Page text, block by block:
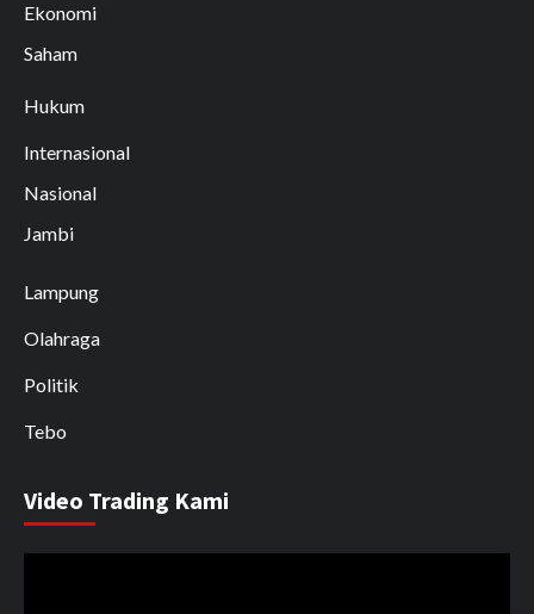
Ekonomi
Saham
Hukum
Internasional
Nasional
Jambi
Lampung
Olahraga
Politik
Tebo
Video Trading Kami